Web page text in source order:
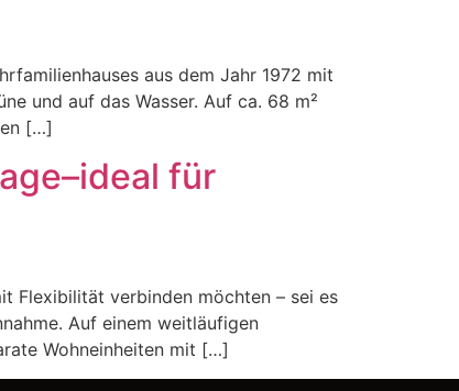
aus dem Jahr 1972 mit
und auf das Wasser. Auf ca. 68 m²
[…]
für
Flexibilität verbinden möchten – sei es
Auf einem weitläufigen
Wohneinheiten mit […]